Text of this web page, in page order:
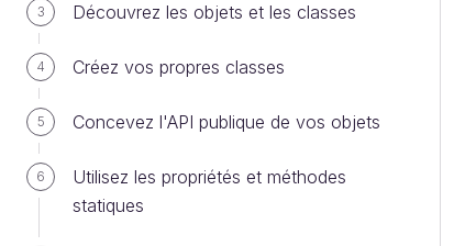
3 Découvrez les objets et les classes
4 Créez vos propres classes
5 Concevez l'API publique de vos objets
6
Utilisez les propriétés et méthodes
statiques